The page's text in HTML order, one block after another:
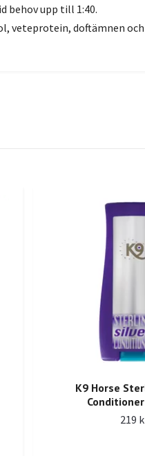
behov upp till 1:40.
veteprotein, doftämnen och
K9 Horse
219